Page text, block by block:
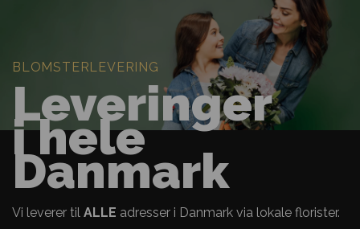
BLOMSTERLEVERING
Leveringer
i hele
Danmark
Vi leverer til ALLE adresser i Danmark via lokale florister.